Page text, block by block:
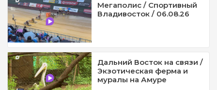
Мегаполис / Спортивный
Владивосток / 06.08.26
Дальний Восток на связи /
Экзотическая ферма и
муралы на Амуре